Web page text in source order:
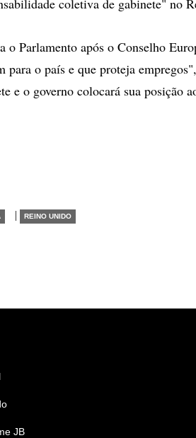
coletiva de gabinete" no
o Parlamento após o Conselho
para o país e que proteja
e o governo colocará sua posição
| REINO UNIDO
JB